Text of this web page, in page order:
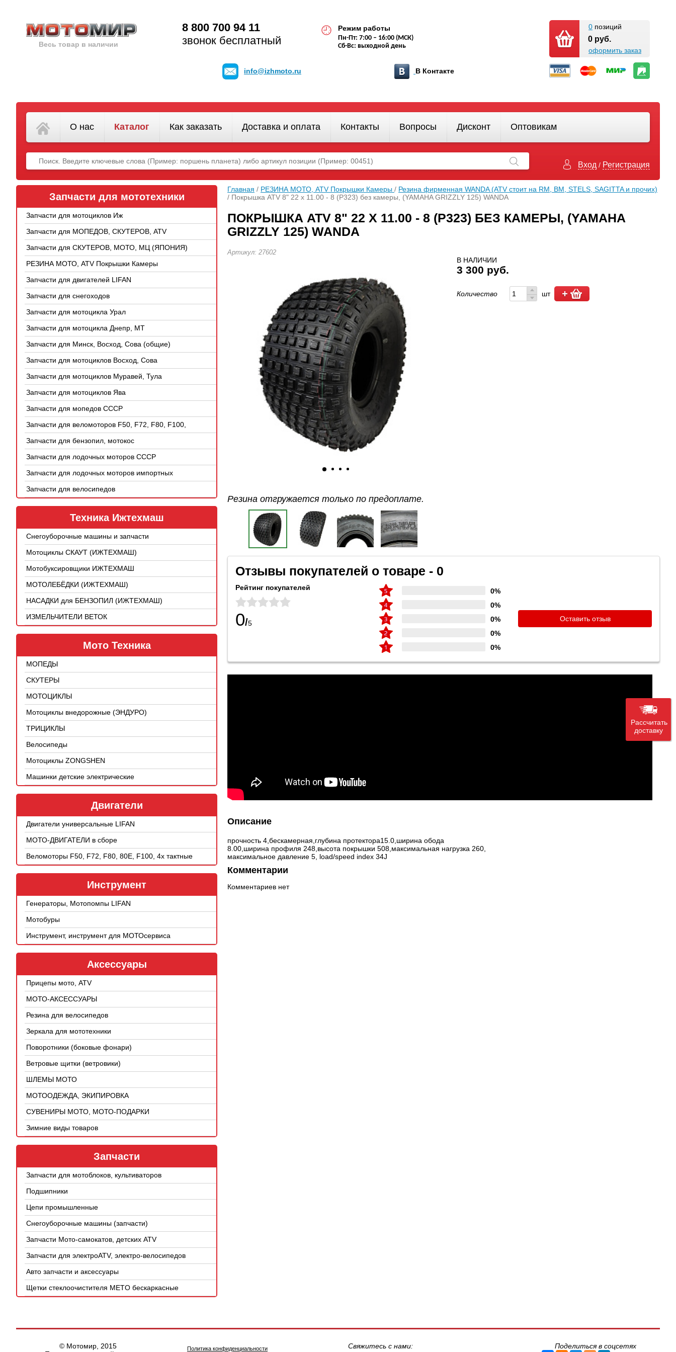
Весь товар в наличии
8 800 700 94 11
звонок бесплатный
Режим работы
Пн-Пт: 7:00 – 16:00 (МСК)
Сб-Вс: выходной день
0 позиций
0 руб.
оформить заказ
info@izhmoto.ru В Контакте
О нас Каталог Как заказать Доставка и оплата Контакты Вопросы Дисконт Оптовикам
Вход / Регистрация
Запчасти для мототехники
Запчасти для мотоциклов Иж
Запчасти для МОПЕДОВ, СКУТЕРОВ, ATV
(КИТАЙ)
Запчасти для СКУТЕРОВ, МОТО, МЦ (ЯПОНИЯ)
РЕЗИНА МОТО, ATV Покрышки Камеры
Запчасти для двигателей LIFAN
Запчасти для снегоходов
Запчасти для мотоцикла Урал
Запчасти для мотоцикла Днепр, МТ
Запчасти для Минск, Восход, Сова (общие)
Запчасти для мотоциклов Восход, Сова
Запчасти для мотоциклов Муравей, Тула
Запчасти для мотоциклов Ява
Запчасти для мопедов СССР
Запчасти для веломоторов F50, F72, F80, F100,
4Т
Запчасти для бензопил, мотокос
Запчасти для лодочных моторов СССР
Запчасти для лодочных моторов импортных
Запчасти для велосипедов
Техника Ижтехмаш
Снегоуборочные машины и запчасти
Мотоциклы СКАУТ (ИЖТЕХМАШ)
Мотобуксировщики ИЖТЕХМАШ
МОТОЛЕБЁДКИ (ИЖТЕХМАШ)
НАСАДКИ для БЕНЗОПИЛ (ИЖТЕХМАШ)
ИЗМЕЛЬЧИТЕЛИ ВЕТОК
Мото Техника
МОПЕДЫ
СКУТЕРЫ
МОТОЦИКЛЫ
Мотоциклы внедорожные (ЭНДУРО)
ТРИЦИКЛЫ
Велосипеды
Мотоциклы ZONGSHEN
Машинки детские электрические
Двигатели
Двигатели универсальные LIFAN
МОТО-ДВИГАТЕЛИ в сборе
Веломоторы F50, F72, F80, 80E, F100, 4х тактные
Инструмент
Генераторы, Мотопомпы LIFAN
Мотобуры
Инструмент, инструмент для МОТОсервиса
Аксессуары
Прицепы мото, ATV
МОТО-АКСЕССУАРЫ
Резина для велосипедов
Зеркала для мототехники
Поворотники (боковые фонари)
Ветровые щитки (ветровики)
ШЛЕМЫ МОТО
МОТООДЕЖДА, ЭКИПИРОВКА
СУВЕНИРЫ МОТО, МОТО-ПОДАРКИ
Зимние виды товаров
Запчасти
Запчасти для мотоблоков, культиваторов
Подшипники
Цепи промышленные
Снегоуборочные машины (запчасти)
Запчасти Мото-самокатов, детских ATV
Запчасти для электроATV, электро-велосипедов
Авто запчасти и аксессуары
Щетки стеклоочистителя METO бескаркасные
Главная / РЕЗИНА МОТО, ATV Покрышки Камеры / Резина фирменная WANDA (АТV стоит на RM, BM, STELS, SAGITTA и прочих)
/ Покрышка ATV 8" 22 х 11.00 - 8 (Р323) без камеры, (YAMAHA GRIZZLY 125) WANDA
ПОКРЫШКА ATV 8" 22 Х 11.00 - 8 (Р323) БЕЗ КАМЕРЫ, (YAMAHA
GRIZZLY 125) WANDA
Артикул: 27602
В НАЛИЧИИ
3 300 руб.
Количество шт
Резина отгружается только по предоплате.
Отзывы покупателей о товаре - 0
Рейтинг покупателей
0/5
0%
0%
0%
0%
0%
Оставить отзыв
Описание
прочность 4,бескамерная,глубина протектора15.0,ширина обода
8.00,ширина профиля 248,высота покрышки 508,максимальная нагрузка 260,
максимальное давление 5, load/speed index 34J
Комментарии
Комментариев нет
© Мотомир, 2015
Политика конфиденциальности Свяжитесь с нами: Поделиться в соцсетях
Рассчитать
доставку